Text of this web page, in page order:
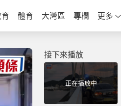
體育 大灣區 專欄 更多
接下來播放
正在播放中